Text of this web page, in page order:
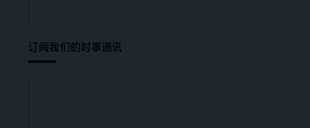
订阅我们的时事通讯